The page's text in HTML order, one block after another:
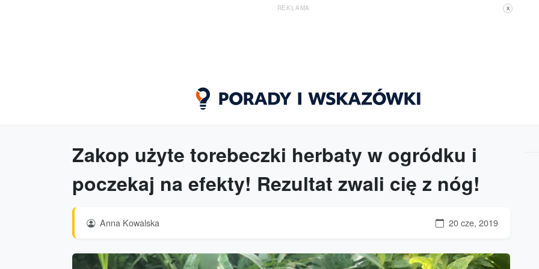
REKLAMA X
Zakop użyte torebeczki herbaty w ogródku i
poczekaj na efekty! Rezultat zwali cię z nóg!
Anna Kowalska 20 cze, 2019